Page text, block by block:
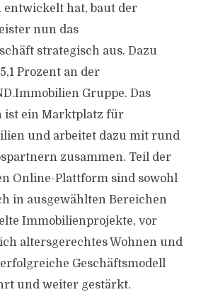
entwickelt hat, baut der
nun das
strategisch aus. Dazu
Prozent an der
Gruppe. Das
ist ein Marktplatz für
und arbeitet dazu mit rund
zusammen. Teil der
Online-Plattform sind sowohl
in ausgewählten Bereichen
Immobilienprojekte, vor
altersgerechtes Wohnen und
erfolgreiche Geschäftsmodell
und weiter gestärkt.